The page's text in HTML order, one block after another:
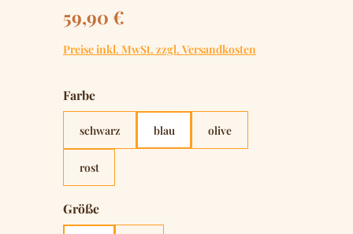
Regulärer Preis:
59,90 €
Preise inkl. MwSt. zzgl. Versandkosten
Farbeauswählen
schwarz blau olive
rost
Größeauswählen